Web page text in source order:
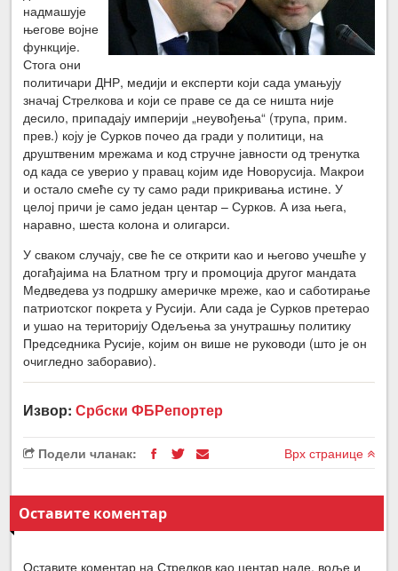
надмашује
његове војне
функције.
Стога они
политичари ДНР, медији и експерти који сада умањују
значај Стрелкова и који се праве се да се ништа није
десило, припадају империји „неувођења“ (трупа, прим.
прев.) коју је Сурков почео да гради у политици, на
друштвеним мрежама и код стручне јавности од тренутка
од када се уверио у правац којим иде Новорусија. Макрои
и остало смеће су ту само ради прикривања истине. У
целој причи је само један центар – Сурков. А иза њега,
наравно, шеста колона и олигарси.
У сваком случају, све ће се открити као и његово учешће у
догађајима на Блатном тргу и промоција другог мандата
Медведева уз подршку америчке мреже, као и саботирање
патриотског покрета у Русији. Али сада је Сурков претерао
и ушао на територију Одељења за унутрашњу политику
Председника Русије, којим он више не руководи (што је он
очигледно заборавио).
Извор:Србски ФБРепортер
Подели чланак: Врх странице
Оставите коментар
Оставите коментар на Стрелков као центар наде, воље и